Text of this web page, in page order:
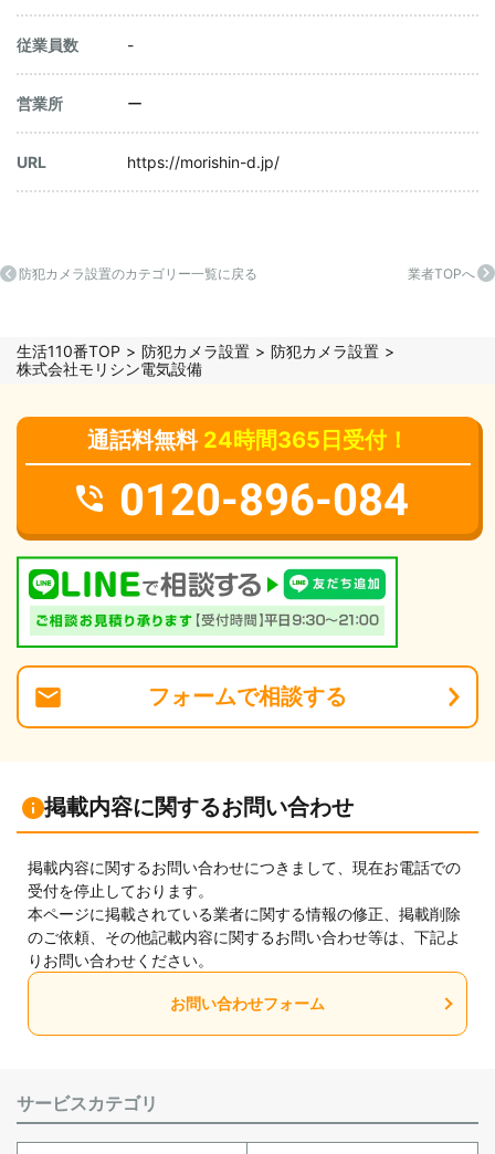
従業員数 -
営業所 ー
URL https://morishin-d.jp/
防犯カメラ設置のカテゴリー一覧に戻る 業者TOPへ
生活110番TOP 防犯カメラ設置
防犯カメラ設置
株式会社モリシン電気設備
通話料無料 24時間365日受付！
0120-896-084
フォームで相談する
掲載内容に関するお問い合わせ
掲載内容に関するお問い合わせにつきまして、現在お電話での
受付を停止しております。
本ページに掲載されている業者に関する情報の修正、掲載削除
のご依頼、その他記載内容に関するお問い合わせ等は、下記よ
りお問い合わせください。
お問い合わせフォーム
サービスカテゴリ